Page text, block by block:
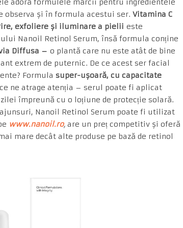
adoră formulele mărcii pentru ingredientele
observa și în formula acestui ser. Vitamina C
exfoliere și iluminare a pielii este
Nanoil Retinol Serum, însă formula conține
Diffusa – o plantă care nu este atât de bine
extrem de puternic. De ce acest ser facial
Formula super-ușoară, cu capacitate
ne atrage atenția – serul poate fi aplicat
împreună cu o loțiune de protecție solară.
Nanoil Retinol Serum poate fi utilizat
www.nanoil.ro, are un preț competitiv și oferă
mare decât alte produse pe bază de retinol